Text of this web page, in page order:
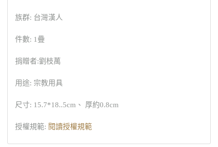
族群: 台灣漢人
件數: 1疊
捐贈者:劉枝萬
用途: 宗教用具
尺寸: 15.7*18..5cm、 厚約0.8cm
授權規範: 閱讀授權規範